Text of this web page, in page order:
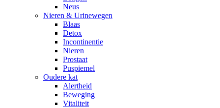
Neus
Nieren & Urinewegen
Blaas
Detox
Incontinentie
Nieren
Prostaat
Puspiemel
Oudere kat
Alertheid
Beweging
Vitaliteit